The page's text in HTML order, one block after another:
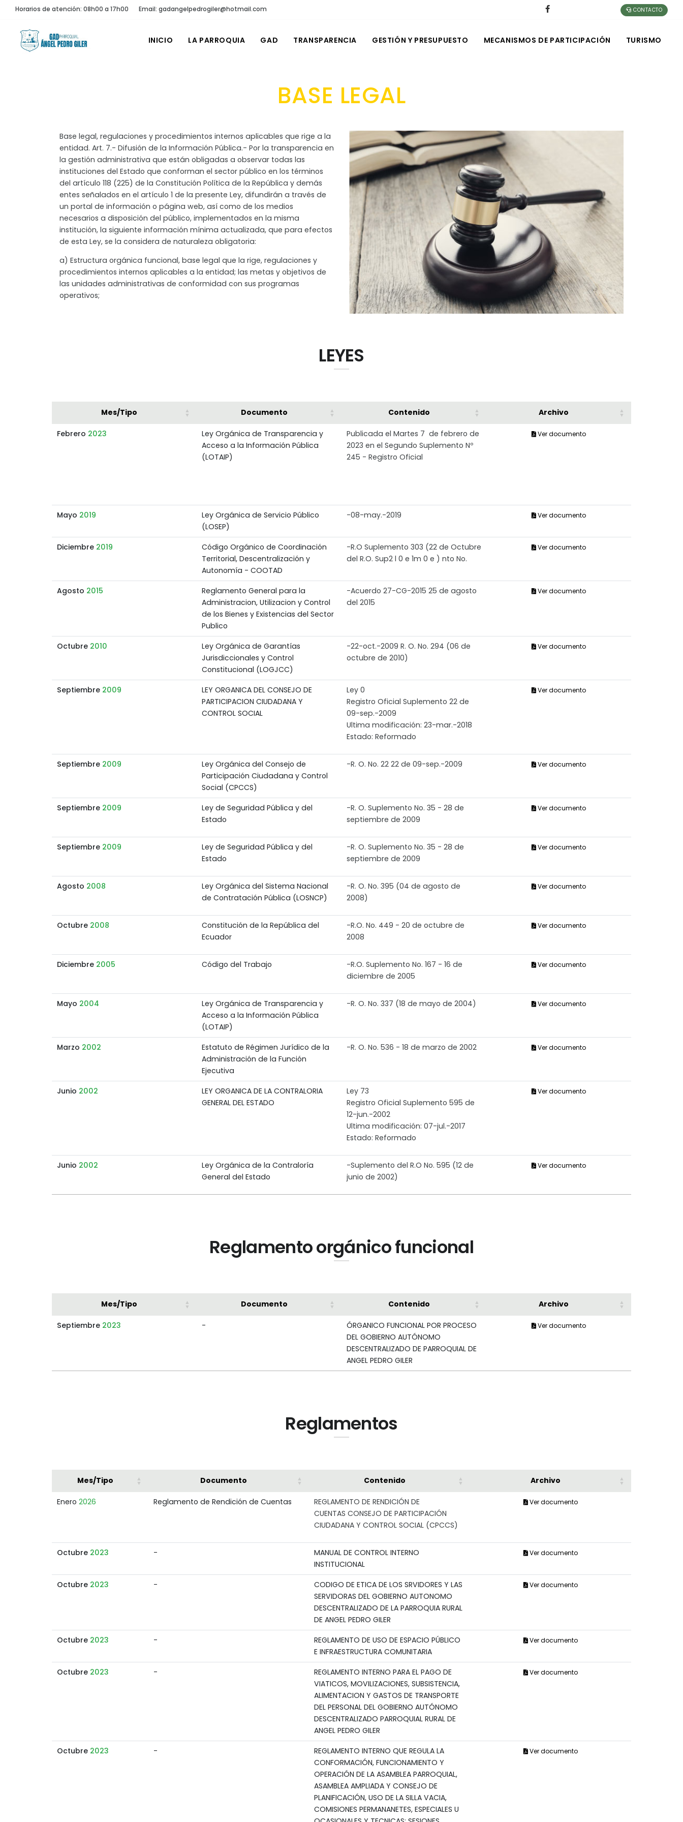
Horarios de atención: 08h00 a 17h00 Email: gadangelpedrogiler@hotmail.com CONTACTO
INICIO LA PARROQUIA GAD TRANSPARENCIA GESTIÓN Y PRESUPUESTO MECANISMOS DE PARTICIPACIÓN TURISMO
BASE LEGAL
Base legal, regulaciones y procedimientos internos aplicables que rige a la
entidad. Art. 7.- Difusión de la Información Pública.- Por la transparencia en
la gestión administrativa que están obligadas a observar todas las
instituciones del Estado que conforman el sector público en los términos
del artículo 118 (225) de la Constitución Política de la República y demás
entes señalados en el artículo 1 de la presente Ley, difundirán a través de
un portal de información o página web, así como de los medios
necesarios a disposición del público, implementados en la misma
institución, la siguiente información mínima actualizada, que para efectos
de esta Ley, se la considera de naturaleza obligatoria:
a) Estructura orgánica funcional, base legal que la rige, regulaciones y
procedimientos internos aplicables a la entidad; las metas y objetivos de
las unidades administrativas de conformidad con sus programas
operativos;
LEYES
Mes/Tipo Documento Contenido Archivo
Febrero 2023
Ley Orgánica de Transparencia y
Acceso a la Información Pública
(LOTAIP)
Publicada el Martes 7 de febrero de
2023 en el Segundo Suplemento Nº
245 - Registro Oficial
Ver documento
Mayo 2019
Ley Orgánica de Servicio Público
(LOSEP)
-08-may.-2019 Ver documento
Diciembre 2019
Código Orgánico de Coordinación
Territorial, Descentralización y
Autonomía - COOTAD
-R.O Suplemento 303 (22 de Octubre
del R.O. Sup2 l 0 e 1m 0 e ) nto No.
Ver documento
Agosto 2015
Reglamento General para la
Administracion, Utilizacion y Control
de los Bienes y Existencias del Sector
Publico
-Acuerdo 27-CG-2015 25 de agosto
del 2015
Ver documento
Octubre 2010
Ley Orgánica de Garantías
Jurisdiccionales y Control
Constitucional (LOGJCC)
-22-oct.-2009 R. O. No. 294 (06 de
octubre de 2010)
Ver documento
Septiembre 2009
LEY ORGANICA DEL CONSEJO DE
PARTICIPACION CIUDADANA Y
CONTROL SOCIAL
Ley 0
Registro Oficial Suplemento 22 de
09-sep.-2009
Ultima modificación: 23-mar.-2018
Estado: Reformado
Ver documento
Septiembre 2009
Ley Orgánica del Consejo de
Participación Ciudadana y Control
Social (CPCCS)
-R. O. No. 22 22 de 09-sep.-2009 Ver documento
Septiembre 2009
Ley de Seguridad Pública y del
Estado
-R. O. Suplemento No. 35 - 28 de
septiembre de 2009
Ver documento
Septiembre 2009
Ley de Seguridad Pública y del
Estado
-R. O. Suplemento No. 35 - 28 de
septiembre de 2009
Ver documento
Agosto 2008
Ley Orgánica del Sistema Nacional
de Contratación Pública (LOSNCP)
-R. O. No. 395 (04 de agosto de
2008)
Ver documento
Octubre 2008
Constitución de la República del
Ecuador
-R.O. No. 449 - 20 de octubre de
2008
Ver documento
Diciembre 2005 Código del Trabajo
-R.O. Suplemento No. 167 - 16 de
diciembre de 2005
Ver documento
Mayo 2004
Ley Orgánica de Transparencia y
Acceso a la Información Pública
(LOTAIP)
-R. O. No. 337 (18 de mayo de 2004) Ver documento
Marzo 2002
Estatuto de Régimen Jurídico de la
Administración de la Función
Ejecutiva
-R. O. No. 536 - 18 de marzo de 2002 Ver documento
Junio 2002
LEY ORGANICA DE LA CONTRALORIA
GENERAL DEL ESTADO
Ley 73
Registro Oficial Suplemento 595 de
12-jun.-2002
Ultima modificación: 07-jul.-2017
Estado: Reformado
Ver documento
Junio 2002
Ley Orgánica de la Contraloría
General del Estado
-Suplemento del R.O No. 595 (12 de
junio de 2002)
Ver documento
Reglamento orgánico funcional
Mes/Tipo Documento Contenido Archivo
Septiembre 2023 -
ÓRGANICO FUNCIONAL POR PROCESO
DEL GOBIERNO AUTÓNOMO
DESCENTRALIZADO DE PARROQUIAL DE
ANGEL PEDRO GILER
Ver documento
Reglamentos
Mes/Tipo Documento Contenido Archivo
Enero 2026 Reglamento de Rendición de Cuentas
REGLAMENTO DE RENDICIÓN DE
CUENTAS CONSEJO DE PARTICIPACIÓN
CIUDADANA Y CONTROL SOCIAL (CPCCS)
Ver documento
Octubre 2023 -
MANUAL DE CONTROL INTERNO
INSTITUCIONAL
Ver documento
Octubre 2023 -
CODIGO DE ETICA DE LOS SRVIDORES Y LAS
SERVIDORAS DEL GOBIERNO AUTONOMO
DESCENTRALIZADO DE LA PARROQUIA RURAL
DE ANGEL PEDRO GILER
Ver documento
Octubre 2023 -
REGLAMENTO DE USO DE ESPACIO PÚBLICO
E INFRAESTRUCTURA COMUNITARIA
Ver documento
Octubre 2023 -
REGLAMENTO INTERNO PARA EL PAGO DE
VIATICOS, MOVILIZACIONES, SUBSISTENCIA,
ALIMENTACION Y GASTOS DE TRANSPORTE
DEL PERSONAL DEL GOBIERNO AUTÓNOMO
DESCENTRALIZADO PARROQUIAL RURAL DE
ANGEL PEDRO GILER
Ver documento
Octubre 2023 -
REGLAMENTO INTERNO QUE REGULA LA
CONFORMACIÓN, FUNCIONAMIENTO Y
OPERACIÓN DE LA ASAMBLEA PARROQUIAL,
ASAMBLEA AMPLIADA Y CONSEJO DE
PLANIFICACIÓN, USO DE LA SILLA VACIA,
COMISIONES PERMANANETES, ESPECIALES U
Ver documento